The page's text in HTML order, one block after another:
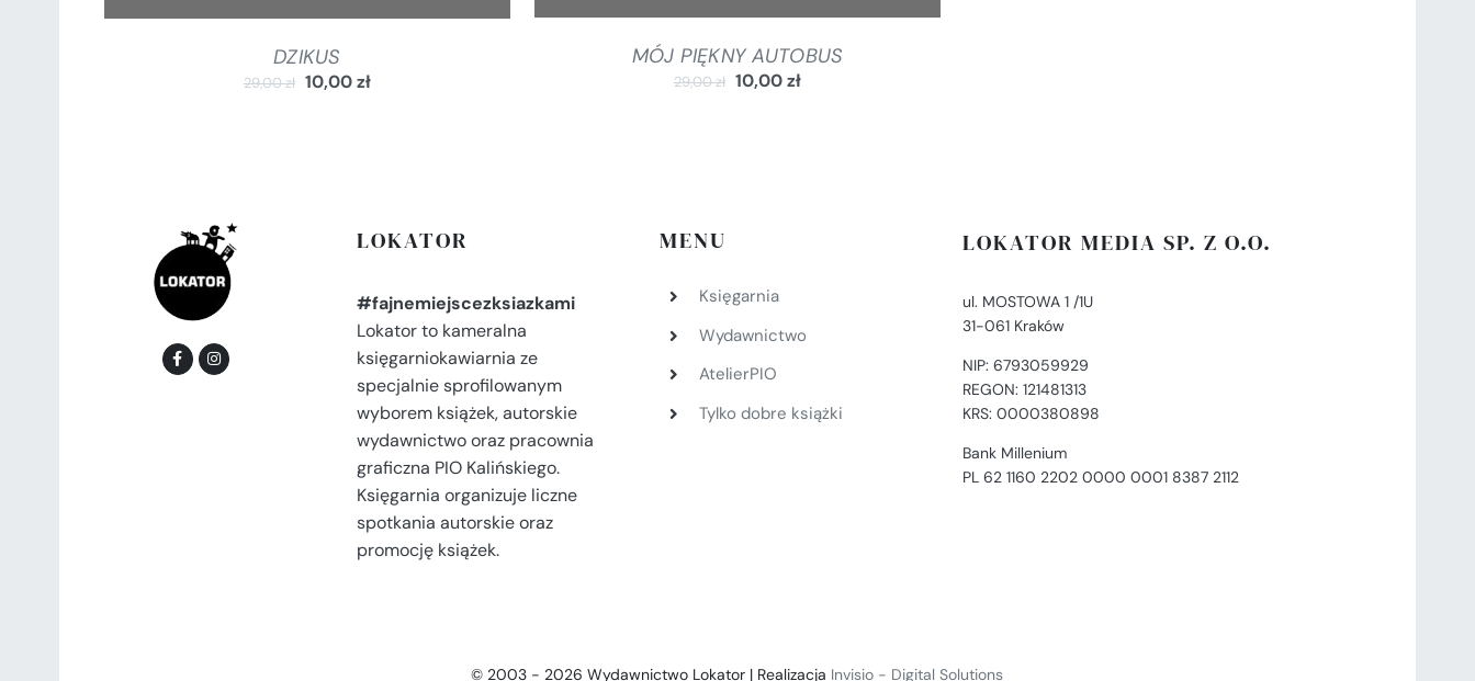
DZIKUS
29,00zł 10,00zł
MÓJ PIĘKNY AUTOBUS
29,00zł 10,00zł
LOKATOR
#fajnemiejscezksiazkami
Lokator to kameralna
księgarniokawiarnia ze
specjalnie sprofilowanym
wyborem książek, autorskie
wydawnictwo oraz pracownia
graficzna PIO Kalińskiego.
Księgarnia organizuje liczne
spotkania autorskie oraz
promocję książek.
MENU
Księgarnia
Wydawnictwo
AtelierPIO
Tylko dobre książki
LOKATOR MEDIA SP. Z O.O.
ul. MOSTOWA 1 /1U
31-061 Kraków
NIP: 6793059929
REGON: 121481313
KRS: 0000380898
Bank Millenium
PL 62 1160 2202 0000 0001 8387 2112
© 2003 - 2026 Wydawnictwo Lokator | Realizacja Invisio - Digital Solutions